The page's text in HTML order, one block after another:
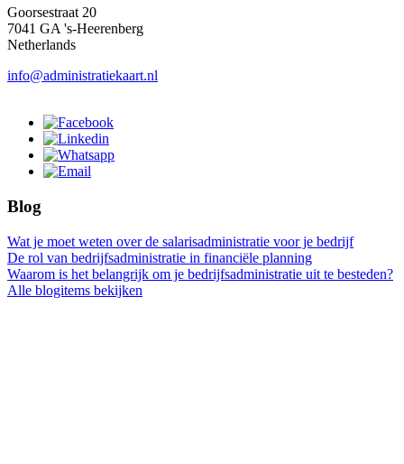
Goorsestraat 20
7041 GA 's-Heerenberg
Netherlands
info@administratiekaart.nl
Blog
Wat je moet weten over de salarisadministratie voor je bedrijf
De rol van bedrijfsadministratie in financiële planning
Waarom is het belangrijk om je bedrijfsadministratie uit te besteden?
Alle blogitems bekijken